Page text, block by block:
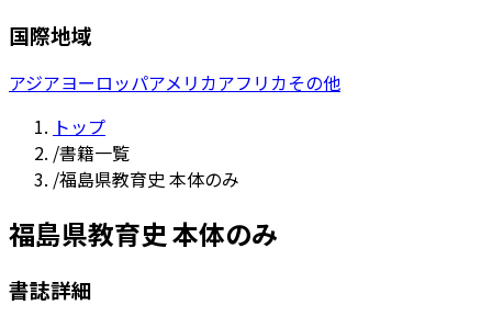
国際地域
アジアヨーロッパアメリカアフリカその他
トップ
/書籍一覧
/福島県教育史 本体のみ
福島県教育史 本体のみ
書誌詳細